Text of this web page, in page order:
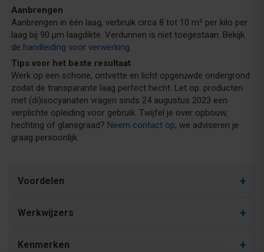
Aanbrengen
Aanbrengen in één laag, verbruik circa 8 tot 10 m² per kilo per
laag bij 90 µm laagdikte. Verdunnen is niet toegestaan. Bekijk
de handleiding voor verwerking.
Tips voor het beste resultaat
Werk op een schone, ontvette en licht opgeruwde ondergrond
zodat de transparante laag perfect hecht. Let op: producten
met (di)isocyanaten vragen sinds 24 augustus 2023 een
verplichte opleiding voor gebruik. Twijfel je over opbouw,
hechting of glansgraad? Neem contact op, we adviseren je
graag persoonlijk.
Voordelen
Werkwijzers
Kenmerken